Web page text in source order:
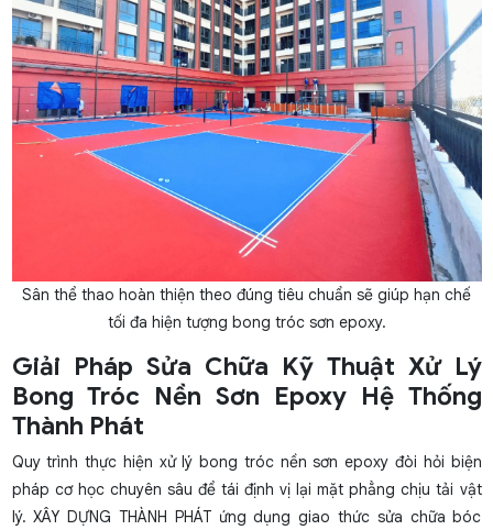
Sân thể thao hoàn thiện theo đúng tiêu chuẩn sẽ giúp hạn chế
tối đa hiện tượng bong tróc sơn epoxy.
Giải Pháp Sửa Chữa Kỹ Thuật Xử Lý
Bong Tróc Nền Sơn Epoxy Hệ Thống
Thành Phát
Quy trình thực hiện xử lý bong tróc nền sơn epoxy đòi hỏi biện
pháp cơ học chuyên sâu để tái định vị lại mặt phẳng chịu tải vật
lý. XÂY DỰNG THÀNH PHÁT ứng dụng giao thức sửa chữa bóc